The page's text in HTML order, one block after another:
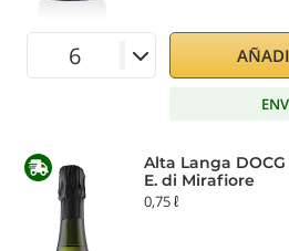
Alta Langa
E. di Mirafiore
0,75 ℓ